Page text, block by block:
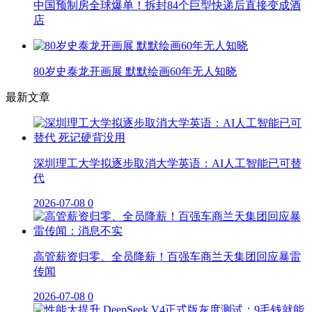
中国预制房全球爆单！拆封84个巨型快递后直接变成酒
店
80岁史泰龙开画展 默默绘画60年无人知晓
最新文章
深圳理工大学拟逐步取消大学英语：AI人工智能已可替
代
2026-07-08 0
高管薪资归零、全员降薪！百强车商兰天集团回应暴雷
传闻
2026-07-08 0